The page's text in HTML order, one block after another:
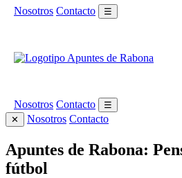
Nosotros Contacto ☰
Nosotros Contacto
☰
✕
Nosotros Contacto
Apuntes de Rabona:
fútbol